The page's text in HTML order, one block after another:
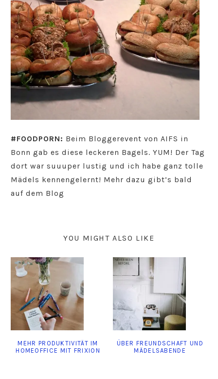
#FOODPORN: Beim Bloggerevent von AIFS in
Bonn gab es diese leckeren Bagels. YUM! Der Tag
dort war suuuper lustig und ich habe ganz tolle
Mädels kennengelernt! Mehr dazu gibt’s bald
auf dem Blog
YOU MIGHT ALSO LIKE
MEHR PRODUKTIVITÄT IM
HOMEOFFICE MIT FRIXION
ÜBER FREUNDSCHAFT UND
MÄDELSABENDE